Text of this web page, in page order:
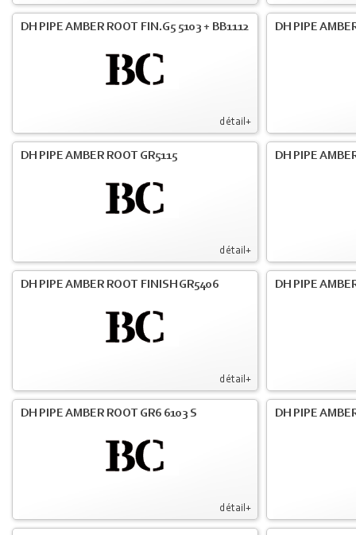
détail+
DH PIPE AMBER ROOT FIN.G5 5103 + BB1112 DH PIPE
détail+
DH PIPE AMBER ROOT GR5115 DH PIPE
détail+
DH PIPE AMBER ROOT FINISH GR5406 DH PIPE
détail+
DH PIPE AMBER ROOT GR6 6103 S DH PIPE